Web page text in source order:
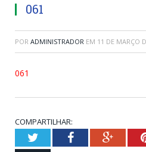
061
POR ADMINISTRADOR EM 11 DE MARÇO
061
COMPARTILHAR:
TwitterFacebook